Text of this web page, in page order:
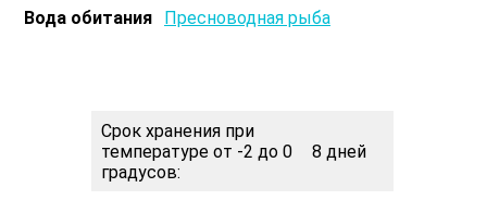
Вода обитания Пресноводная рыба
Срок хранения при
температуре от -2 до 0
градусов:
8 дней